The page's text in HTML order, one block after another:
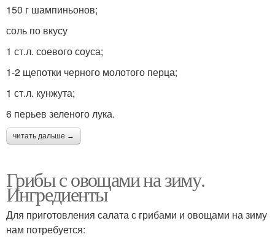
150 г шампиньонов;
соль по вкусу
1 ст.л. соевого соуса;
1-2 щепотки черного молотого перца;
1 ст.л. кунжута;
6 перьев зеленого лука.
читать дальше →
Грибы с овощами на зиму.
Ингредиенты
Для приготовления салата с грибами и овощами на зиму
нам потребуется: